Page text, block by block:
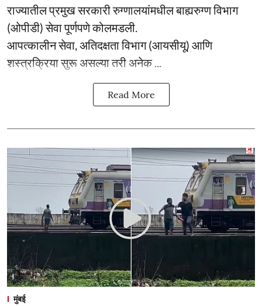
राज्यातील प्रमुख सरकारी रुग्णालयांमधील बाह्यरुग्ण विभाग
(ओपीडी) सेवा पूर्णपणे कोलमडली.
आपत्कालीन सेवा, अतिदक्षता विभाग (आयसीयू) आणि
शस्त्रक्रिया सुरू असल्या तरी अनेक ...
Read More
मुंबई